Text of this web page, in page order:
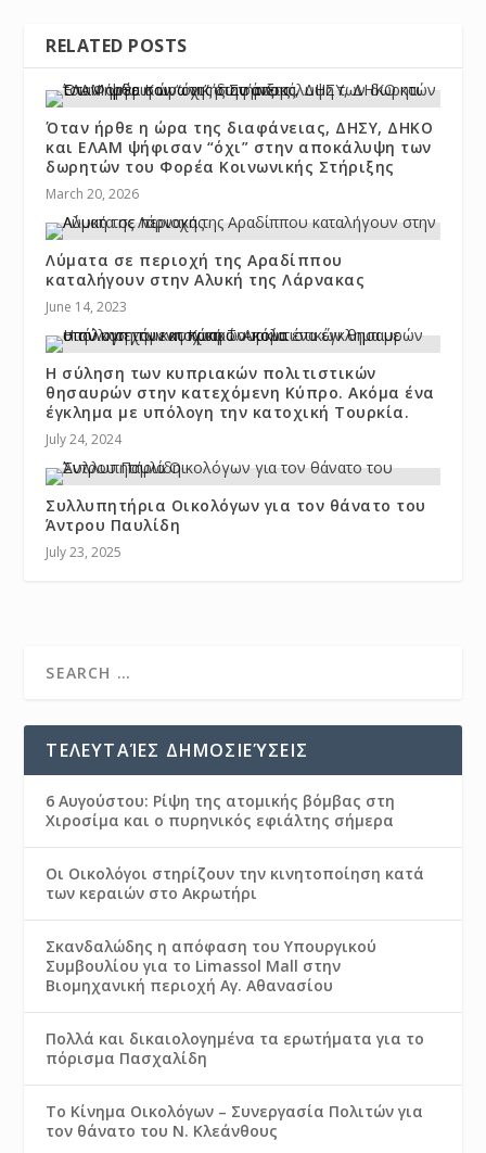
RELATED POSTS
Όταν ήρθε η ώρα της διαφάνειας, ΔΗΣΥ, ΔΗΚΟ
και ΕΛΑΜ ψήφισαν “όχι” στην αποκάλυψη των
δωρητών του Φορέα Κοινωνικής Στήριξης
March 20, 2026
Λύματα σε περιοχή της Αραδίππου
καταλήγουν στην Αλυκή της Λάρνακας
June 14, 2023
Η σύληση των κυπριακών πολιτιστικών
θησαυρών στην κατεχόμενη Κύπρο. Ακόμα ένα
έγκλημα με υπόλογη την κατοχική Τουρκία.
July 24, 2024
Συλλυπητήρια Οικολόγων για τον θάνατο του
Άντρου Παυλίδη
July 23, 2025
ΤΕΛΕΥΤΑΊΕΣ ΔΗΜΟΣΙΕΎΣΕΙΣ
6 Αυγούστου: Ρίψη της ατομικής βόμβας στη
Χιροσίμα και ο πυρηνικός εφιάλτης σήμερα
Οι Οικολόγοι στηρίζουν την κινητοποίηση κατά
των κεραιών στο Ακρωτήρι
Σκανδαλώδης η απόφαση του Υπουργικού
Συμβουλίου για το Limassol Mall στην
Βιομηχανική περιοχή Αγ. Αθανασίου
Πολλά και δικαιολογημένα τα ερωτήματα για το
πόρισμα Πασχαλίδη
Το Κίνημα Οικολόγων – Συνεργασία Πολιτών για
τον θάνατο του Ν. Κλεάνθους